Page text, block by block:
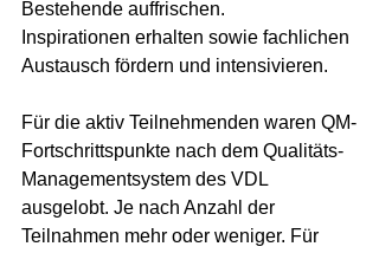
Bestehende auffrischen.
Inspirationen erhalten sowie fachlichen
Austausch fördern und intensivieren.
Für die aktiv Teilnehmenden waren QM-
Fortschrittspunkte nach dem Qualitäts-
Managementsystem des VDL
ausgelobt. Je nach Anzahl der
Teilnahmen mehr oder weniger. Für